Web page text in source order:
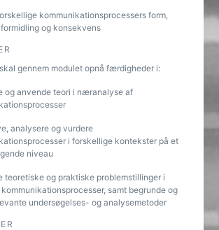
kommunikationsprocessers form,
og konsekvens
gennem modulet opnå færdigheder i:
og anvende teori i næranalyse af
analysere og vurdere
i forskellige kontekster på et
niveau
teoretiske og praktiske problemstillinger i
samt begrunde og
undersøgelses- og analysemetoder